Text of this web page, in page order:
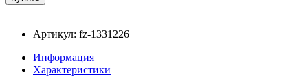
Артикул: fz-1331226
Информация
Характеристики